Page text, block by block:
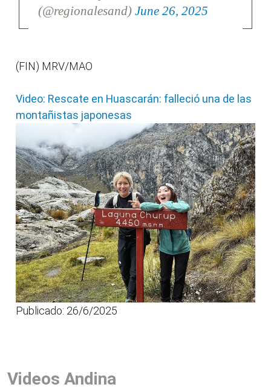
(@regionalesand) June 26, 2025
(FIN) MRV/MAO
Video: Rescate en Huascarán: falleció una de las
montañistas japonesas
Publicado: 26/6/2025
Videos Andina